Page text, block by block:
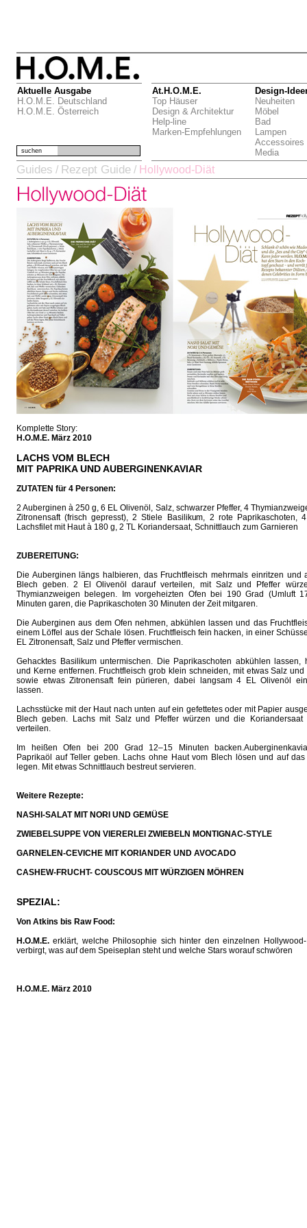
Aktuelle Ausgabe
H.O.M.E. Deutschland
H.O.M.E. Österreich
At.H.O.M.E.
Top Häuser
Design & Architektur
Help-line
Marken-Empfehlungen
Design-
Neuheiten
Möbel
Bad
Lampen
Accessoires
Media
suchen
Guides / Rezept Guide / Hollywood-Diät
Komplette Story:
H.O.M.E. März 2010
LACHS VOM BLECH
MIT PAPRIKA UND AUBERGINENKAVIAR
ZUTATEN für 4 Personen:
2 Auberginen à 250 g, 6 EL Olivenöl, Salz, schwarzer Pfeffer, 4
Zitronensaft (frisch gepresst), 2 Stiele Basilikum, 2 rote Paprikaschoten,
Lachsfilet mit Haut à 180 g, 2 TL Koriandersaat, Schnittlauch zum Garnieren
ZUBEREITUNG:
Die Auberginen längs halbieren, das Fruchtfleisch mehrmals einritzen und
Blech geben. 2 El Olivenöl darauf verteilen, mit Salz und Pfeffer
Thymianzweigen belegen. Im vorgeheizten Ofen bei 190 Grad (Umluft
Minuten garen, die Paprikaschoten 30 Minuten der Zeit mitgaren.
Die Auberginen aus dem Ofen nehmen, abkühlen lassen und das
einem Löffel aus der Schale lösen. Fruchtfleisch fein hacken, in einer
EL Zitronensaft, Salz und Pfeffer vermischen.
Gehacktes Basilikum untermischen. Die Paprikaschoten abkühlen lassen,
und Kerne entfernen. Fruchtfleisch grob klein schneiden, mit etwas Salz und
sowie etwas Zitronensaft fein pürieren, dabei langsam 4 EL Olivenöl
lassen.
Lachsstücke mit der Haut nach unten auf ein gefettetes oder mit Papier
Blech geben. Lachs mit Salz und Pfeffer würzen und die Koriandersaat
verteilen.
Im heißen Ofen bei 200 Grad 12–15 Minuten
Paprikaöl auf Teller geben. Lachs ohne Haut vom Blech lösen und auf
legen. Mit etwas Schnittlauch bestreut servieren.
Weitere Rezepte:
NASHI-SALAT MIT NORI UND GEMÜSE
ZWIEBELSUPPE VON VIERERLEI ZWIEBELN MONTIGNAC-STYLE
GARNELEN-CEVICHE MIT KORIANDER UND AVOCADO
CASHEW-FRUCHT- COUSCOUS MIT WÜRZIGEN MÖHREN
SPEZIAL:
Von Atkins bis Raw Food:
H.O.M.E.erklärt, welche Philosophie sich hinter den einzelnen
verbirgt, was auf dem Speiseplan steht und welche Stars worauf schwören
H.O.M.E. März 2010